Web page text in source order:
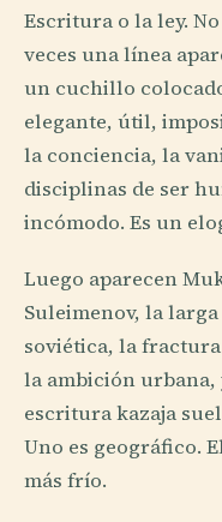
Escritura o la ley.
veces una línea
un cuchillo
elegante, útil,
la conciencia, la
disciplinas de ser
incómodo. Es un
Luego aparecen
Suleimenov, la
soviética, la
la ambición
escritura kazaja
Uno es geográfico.
más frío.